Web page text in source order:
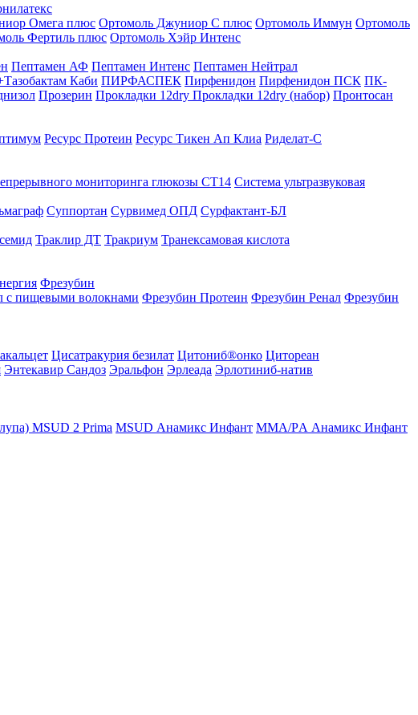
Омега плюс Ортомоль Джуниор С плюс Ортомоль Иммун Ортомоль
Фертиль плюс Ортомоль Хэйр Интенс
Пептамен АФ Пептамен Интенс Пептамен Нейтрал
Каби ПИРФАСПЕК Пирфенидон Пирфенидон ПСК ПК-
Прозерин Прокладки 12dry Прокладки 12dry (набор) Пронтосан
Ресурс Протеин Ресурс Тикен Ап Клиа Риделат-С
мониторинга глюкозы СТ14 Система ультразвуковая
Суппортан Сурвимед ОПД Сурфактант-БЛ
Траклир ДТ Тракриум Транексамовая кислота
Фрезубин
с пищевыми волокнами Фрезубин Протеин Фрезубин Ренал Фрезубин
Цисатракурия безилат Цитониб®онко Цитореан
Энтекавир Сандоз Эральфон Эрлеада Эрлотиниб-натив
MSUD 2 Prima MSUD Анамикс Инфант MМА/PА Анамикс Инфант